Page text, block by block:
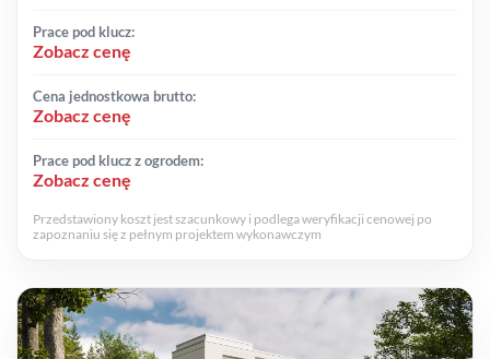
Prace pod klucz:
Zobacz cenę
Cena jednostkowa brutto:
Zobacz cenę
Prace pod klucz z ogrodem:
Zobacz cenę
Przedstawiony koszt jest szacunkowy i podlega weryfikacji cenowej po
zapoznaniu się z pełnym projektem wykonawczym